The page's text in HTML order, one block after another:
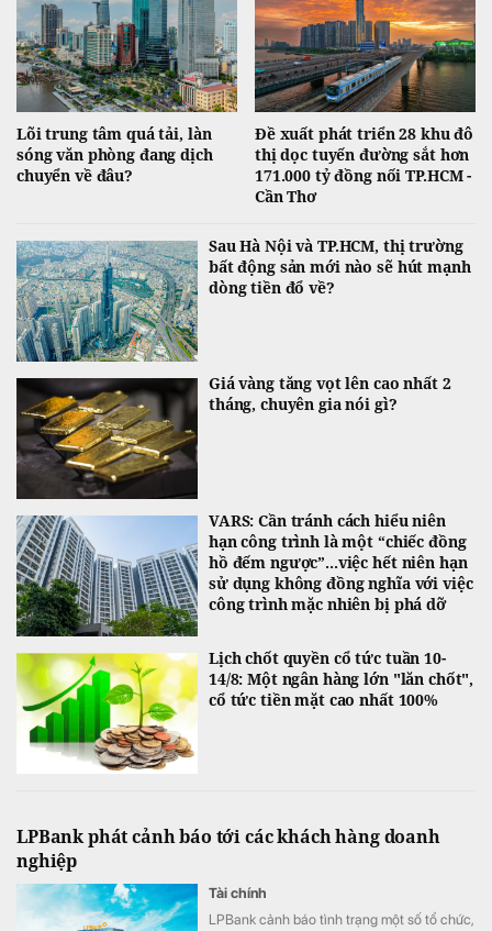
Lõi trung tâm quá tải, làn
sóng văn phòng đang dịch
chuyển về đâu?
Đề xuất phát triển 28 khu đô
thị dọc tuyến đường sắt hơn
171.000 tỷ đồng nối TP.HCM -
Cần Thơ
Sau Hà Nội và TP.HCM, thị trường
bất động sản mới nào sẽ hút mạnh
dòng tiền đổ về?
Giá vàng tăng vọt lên cao nhất 2
tháng, chuyên gia nói gì?
VARS: Cần tránh cách hiểu niên
hạn công trình là một “chiếc đồng
hồ đếm ngược”...việc hết niên hạn
sử dụng không đồng nghĩa với việc
công trình mặc nhiên bị phá dỡ
Lịch chốt quyền cổ tức tuần 10-
14/8: Một ngân hàng lớn "lăn chốt",
cổ tức tiền mặt cao nhất 100%
LPBank phát cảnh báo tới các khách hàng doanh
nghiệp
Tài chính
LPBank cảnh báo tình trạng một số tổ chức,